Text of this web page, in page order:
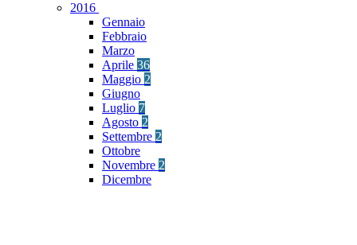
2016
Gennaio
Febbraio
Marzo
Aprile 36
Maggio 2
Giugno
Luglio 7
Agosto 2
Settembre 2
Ottobre
Novembre 2
Dicembre